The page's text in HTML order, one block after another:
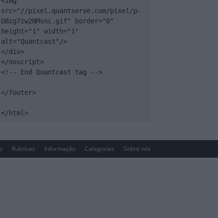
src="//pixel.quantserve.com/pixel/p-
DBzg7zw2NMsnc.gif" border="0"
height="1" width="1"
alt="Quantcast"/>
</div>
</noscript>
<!-- End Quantcast tag -->
</footer>
</html>
Rubricas Informação Categorias Sobre nós